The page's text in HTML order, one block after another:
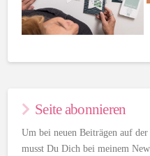
Seite abonnieren
Um bei neuen Beiträgen auf
musst Du Dich bei meinem